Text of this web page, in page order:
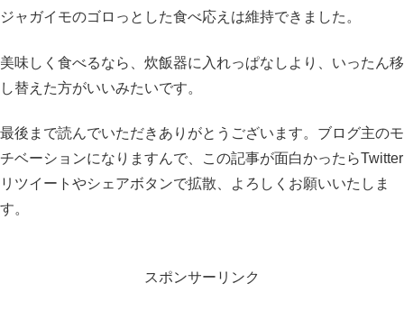
ジャガイモのゴロっとした食べ応えは維持できました。
美味しく食べるなら、炊飯器に入れっぱなしより、いったん移
し替えた方がいいみたいです。
最後まで読んでいただきありがとうございます。ブログ主のモ
チベーションになりますんで、この記事が面白かったらTwitter
リツイートやシェアボタンで拡散、よろしくお願いいたしま
す。
スポンサーリンク